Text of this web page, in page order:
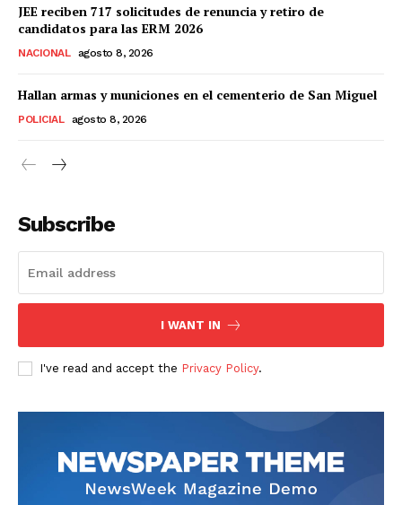
SUSCRIBETE
Nosotros
JEE reciben 717 solicitudes de renuncia y retiro de
candidatos para las ERM 2026
NACIONAL agosto 8, 2026
Hallan armas y municiones en el cementerio de San Miguel
POLICIAL agosto 8, 2026
Subscribe
I WANT IN
I've read and accept the Privacy Policy.